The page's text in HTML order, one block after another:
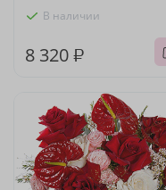
В наличии
8 320 ₽